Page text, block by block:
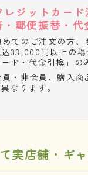
レジットカー
・郵便振替・代
めてのご注文の方
33,000円以上の
ード・代金引換」の
員・非会員、購入
なります。
実店舗・ギ